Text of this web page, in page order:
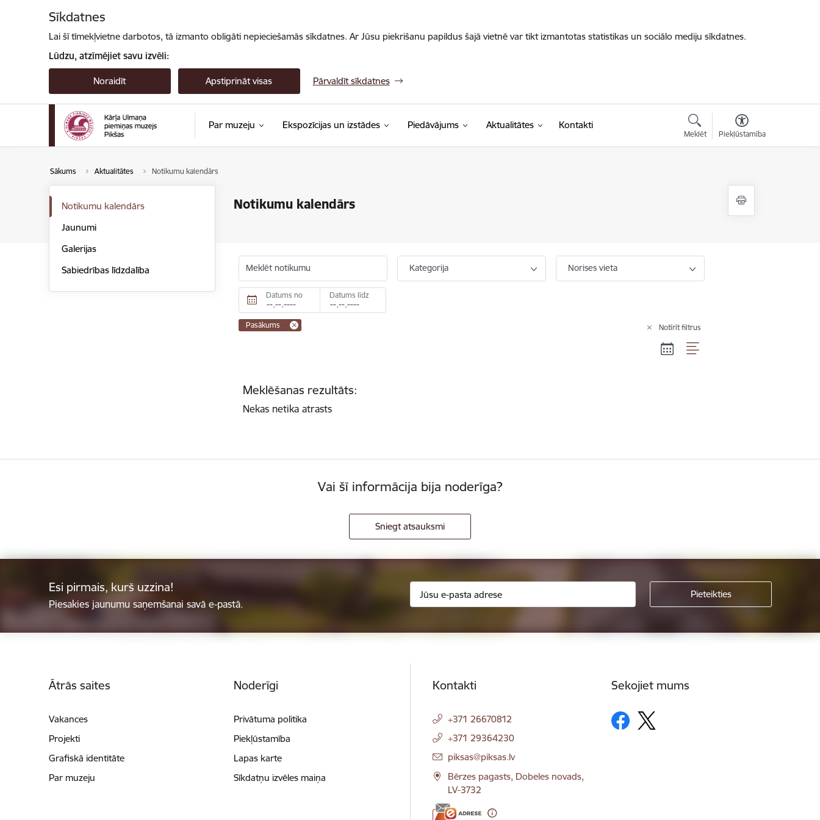
Sīkdatnes
Lai šī tīmekļvietne darbotos, tā izmanto obligāti nepieciešamās sīkdatnes. Ar Jūsu piekrišanu papildus šajā vietnē var tikt izmantotas statistikas un sociālo mediju sīkdatnes.
Lūdzu, atzīmējiet savu izvēli:
Noraidīt Apstiprināt visas Pārvaldīt sīkdatnes
Par muzeju Ekspozīcijas un izstādes Piedāvājums Aktualitātes Kontakti
Meklēt Piekļūstamība
Sākums Aktualitātes Notikumu kalendārs
Notikumu kalendārs
Notikumu kalendārs
Jaunumi
Galerijas
Sabiedrības līdzdalība
Meklēt notikumu Kategorija Norises vieta
Datums no Datums līdz
Pasākums Notīrīt filtrus
Meklēšanas rezultāts:
Nekas netika atrasts
Vai šī informācija bija noderīga?
Sniegt atsauksmi
Esi pirmais, kurš uzzina!
Piesakies jaunumu saņemšanai savā e-pastā.
Ātrās saites
Vakances
Projekti
Grafiskā identitāte
Par muzeju
Noderīgi
Privātuma politika
Piekļūstamība
Lapas karte
Sīkdatņu izvēles maiņa
Kontakti
+371 26670812
+371 29364230
E-pasts:
piksas@piksas.lv
Bērzes pagasts, Dobeles novads,
LV-3732
Sekojiet mums